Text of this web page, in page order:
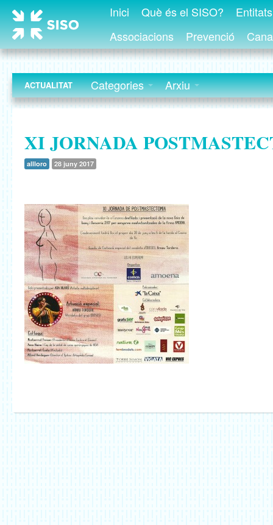
Inici Què és el SISO?
Associacions
Prevenció
ACTUALITAT Categories Arxiu
XI JORNADA
allloro 28 juny 2017